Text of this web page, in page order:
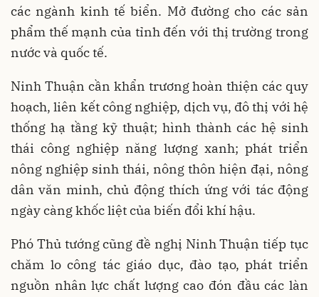
các ngành kinh tế biển. Mở đường cho các sản
phẩm thế mạnh của tỉnh đến với thị trường trong
nước và quốc tế.
Ninh Thuận cần khẩn trương hoàn thiện các quy
hoạch, liên kết công nghiệp, dịch vụ, đô thị với hệ
thống hạ tầng kỹ thuật; hình thành các hệ sinh
thái công nghiệp năng lượng xanh; phát triển
nông nghiệp sinh thái, nông thôn hiện đại, nông
dân văn minh, chủ động thích ứng với tác động
ngày càng khốc liệt của biến đổi khí hậu.
Phó Thủ tướng cũng đề nghị Ninh Thuận tiếp tục
chăm lo công tác giáo dục, đào tạo, phát triển
nguồn nhân lực chất lượng cao đón đầu các làn